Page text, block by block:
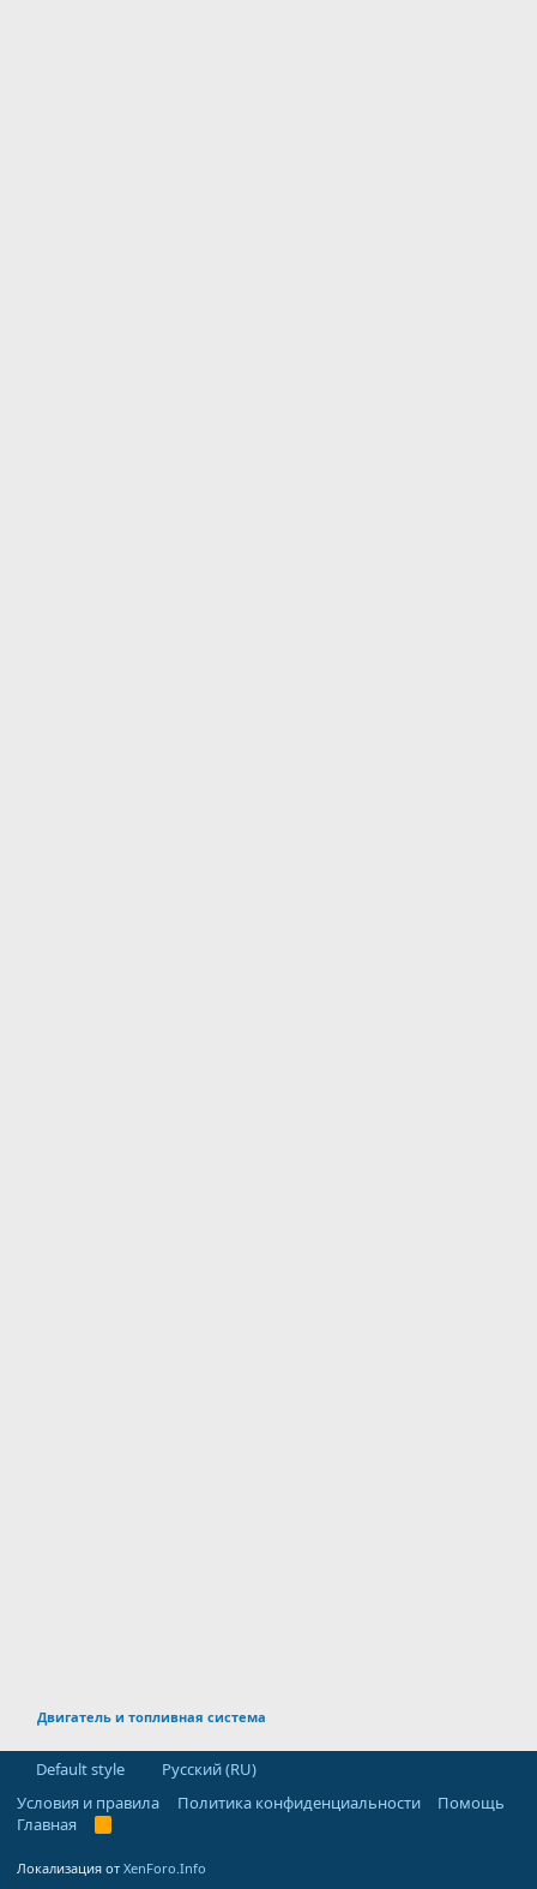
Двигатель и топливная система
Default style
Русский (RU)
Условия и правила
Политика конфиденциальности
Помощь
Главная
R
Локализация от XenForo.Info